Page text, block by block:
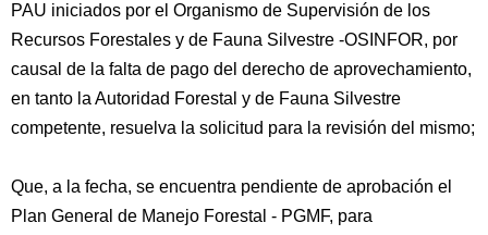
PAU iniciados por el Organismo de Supervisión de los
Recursos Forestales y de Fauna Silvestre -OSINFOR, por
causal de la falta de pago del derecho de aprovechamiento,
en tanto la Autoridad Forestal y de Fauna Silvestre
competente, resuelva la solicitud para la revisión del mismo;
Que, a la fecha, se encuentra pendiente de aprobación el
Plan General de Manejo Forestal - PGMF, para